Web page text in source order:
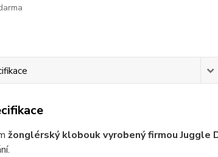
žonglérský klobouk vyrobený firmou Juggle